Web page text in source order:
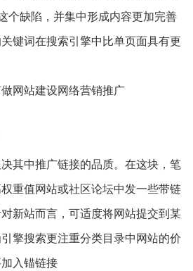
个缺陷，并集中形成内容更加完善
键词在搜索引擎中比单页面具有更
网站建设网络营销推广
其中推广链接的品质。在这块，笔
重值网站或社区论坛中发一些带链
新站而言，可适度将网站提交到某
擎搜索更注重分类目录中网站的价
入锚链接